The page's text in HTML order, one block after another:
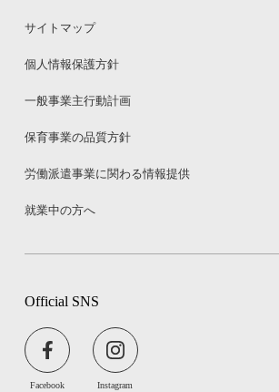
Official SNS
Facebook Instagram
サイトマップ
個人情報保護方針
一般事業主行動計画
保育事業の品質方針
労働派遣事業に関わる情報提供
就業中の方へ